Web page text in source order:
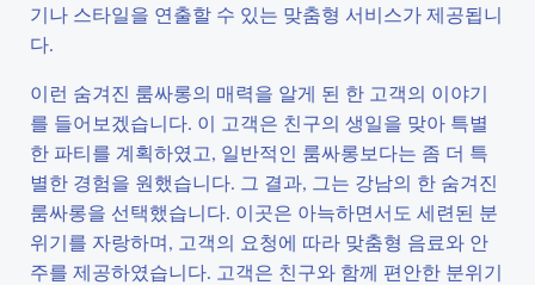
기나 스타일을 연출할 수 있는 맞춤형 서비스가 제공됩니
다.
이런 숨겨진 룸싸롱의 매력을 알게 된 한 고객의 이야기
를 들어보겠습니다. 이 고객은 친구의 생일을 맞아 특별
한 파티를 계획하였고, 일반적인 룸싸롱보다는 좀 더 특
별한 경험을 원했습니다. 그 결과, 그는 강남의 한 숨겨진
룸싸롱을 선택했습니다. 이곳은 아늑하면서도 세련된 분
위기를 자랑하며, 고객의 요청에 따라 맞춤형 음료와 안
주를 제공하였습니다. 고객은 친구와 함께 편안한 분위기